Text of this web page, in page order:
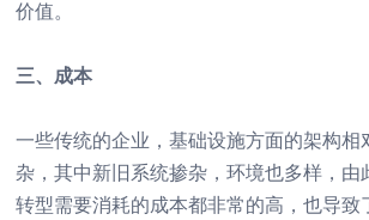
价值。
三、成本
一些传统的企业，基础设施方面的架构相
杂，其中新旧系统掺杂，环境也多样，由
转型需要消耗的成本都非常的高，也导致